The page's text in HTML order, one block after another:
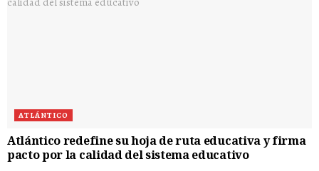
ATLÁNTICO
Atlántico redefine su hoja de ruta educativa y firma
pacto por la calidad del sistema educativo